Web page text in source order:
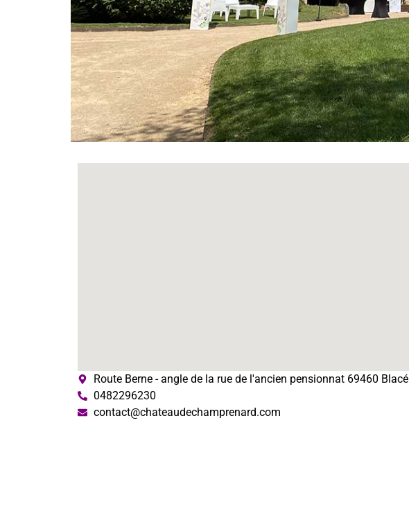
Route Berne - angle de la rue de l'ancien pensionnat 69460 Blacé
0482296230
contact@chateaudechamprenard.com